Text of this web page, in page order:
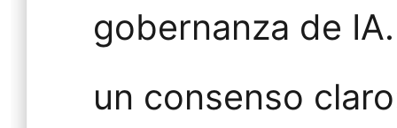
gobernanza de
un consenso